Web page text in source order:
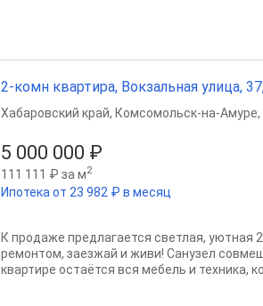
2-комн квартира, Вокзальная улица,
5 000 000 ₽
111 111 ₽ за м2
Ипотека от 23 982 ₽ в месяц
Хабаровский край, Комсомольск-на-Амуре,
К продаже предлагается светлая, уютная
ремонтом, заезжай и живи! Санузел
квартире остаётся вся мебель и техника,